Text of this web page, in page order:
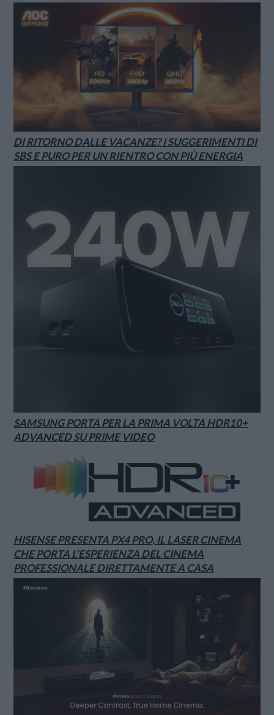
DI RITORNO DALLE VACANZE? I SUGGERIMENTI DI
SBS E PURO PER UN RIENTRO CON PIÙ ENERGIA
SAMSUNG PORTA PER LA PRIMA VOLTA HDR10+
ADVANCED SU PRIME VIDEO
HISENSE PRESENTA PX4 PRO, IL LASER CINEMA
CHE PORTA L’ESPERIENZA DEL CINEMA
PROFESSIONALE DIRETTAMENTE A CASA